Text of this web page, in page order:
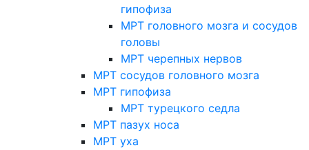
гипофиза
МРТ головного мозга и сосудов
головы
МРТ черепных нервов
МРТ сосудов головного мозга
МРТ гипофиза
МРТ турецкого седла
МРТ пазух носа
МРТ уха